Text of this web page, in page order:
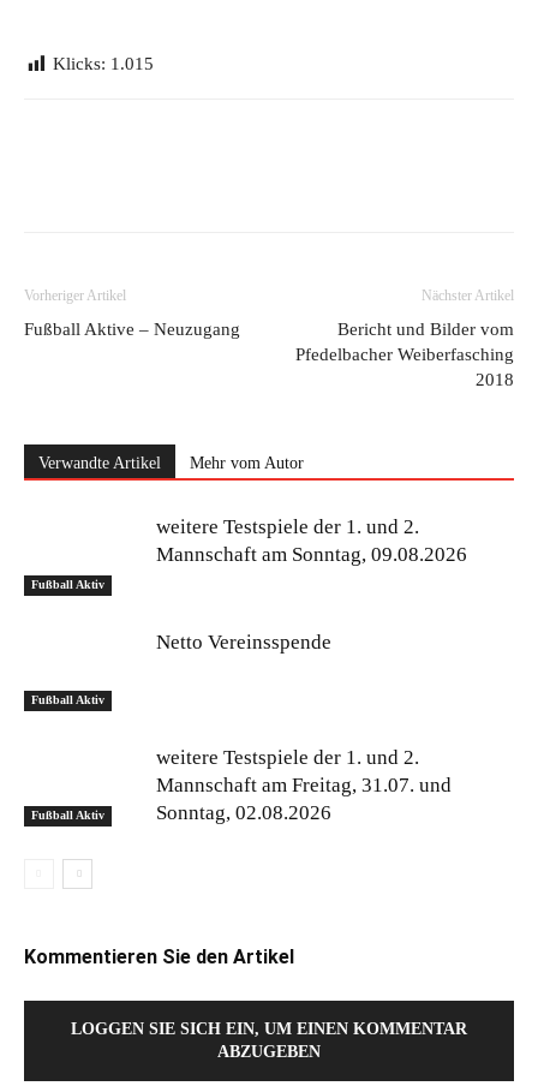
Klicks: 1.015
Vorheriger Artikel
Fußball Aktive – Neuzugang
Nächster Artikel
Bericht und Bilder vom
Pfedelbacher Weiberfasching
2018
Verwandte Artikel Mehr vom Autor
Fußball Aktiv
weitere Testspiele der 1. und 2.
Mannschaft am Sonntag, 09.08.2026
Fußball Aktiv
Netto Vereinsspende
Fußball Aktiv
weitere Testspiele der 1. und 2.
Mannschaft am Freitag, 31.07. und
Sonntag, 02.08.2026
Kommentieren Sie den Artikel
LOGGEN SIE SICH EIN, UM EINEN KOMMENTAR
ABZUGEBEN